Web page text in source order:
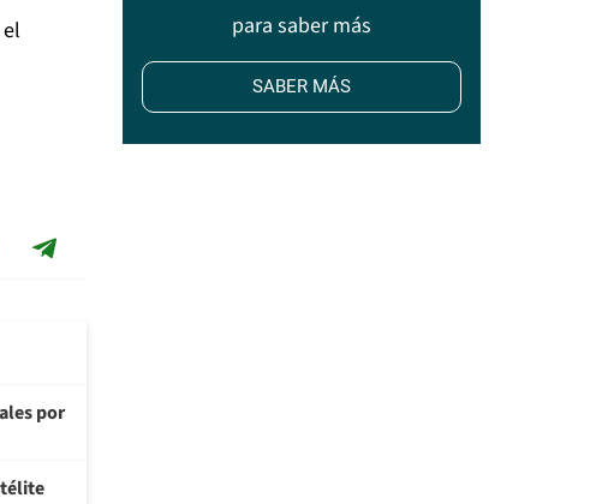
por
para saber más
SABER MÁS